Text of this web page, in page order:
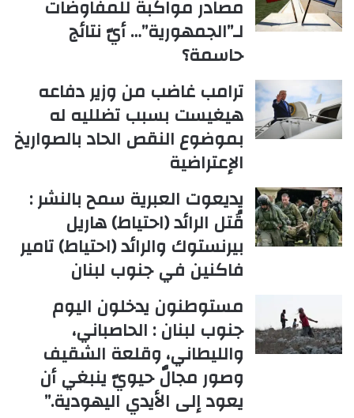
مصادر مواكبة للمفاوضات
لـ”الجمهورية”… أيّ نتائج
حاسمة؟
ترامب غاضب من وزير دفاعه
هيغيست بسبب تضلليه له
بموضوع النقص الحاد بالصواريخ
الإعتراضية
يديعوت العبرية سمح بالنشر :
قُتل الرائد (احتياط) هاريل
بيرنستوك والرائد (احتياط) تامير
فاكنين في جنوب لبنان
مستوطنون يدخلون اليوم
جنوب لبنان : الحاصباني،
والليطاني، وقلعة الشقيف
وصور مجالٌ حيويّ ينبغي أن
يعود إلى الأيدي اليهودية.”